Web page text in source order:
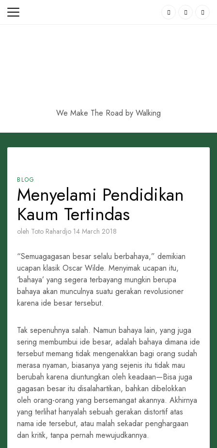
Skip
We Make The Road by Walking
BLOG
Menyelami Pendidikan
Kaum Tertindas
oleh Toto Rahardjo 14 March 2018
“Semuagagasan besar selalu berbahaya,” demikian
ucapan klasik Oscar Wilde. Menyimak ucapan itu,
‘bahaya’ yang segera terbayang mungkin berupa
bahaya akan munculnya suatu gerakan revolusioner
karena ide besar tersebut.
Tak sepenuhnya salah. Namun bahaya lain, yang juga
sering membumbui ide besar, adalah bahaya dimana ide
tersebut memang tidak mengenakkan bagi orang sudah
merasa nyaman, biasanya yang sejenis itu tidak mau
berubah karena diuntungkan oleh keadaan—Bisa juga
gagasan besar itu disalahartikan, bahkan dibelokkan
oleh orang-orang yang bersemangat akannya. Akhirnya
yang terlihat hanyalah sebuah gerakan distortif atas
nama ide tersebut, atau malah sekadar penghargaan
dan kritik, tanpa pernah mewujudkannya.